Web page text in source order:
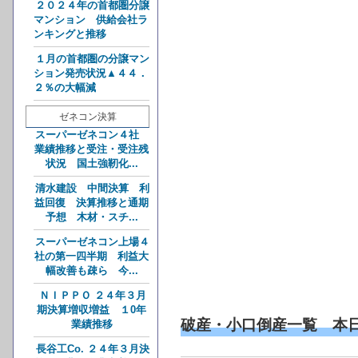
２０２４年の首都圏分譲
マンション 供給会社ラ
ンキングと推移
１月の首都圏の分譲マン
ション発売状況▲４４．
２％の大幅減
ゼネコン決算
スーパーゼネコン４社
業績推移と受注・受注残
状況 国土強靭化...
清水建設 中間決算 利
益回復 決算推移と通期
予想 木材・スチ...
スーパーゼネコン上場４
社の第一四半期 利益大
幅改善も疎ら 今...
ＮＩＰＰＯ ２４年３月
期決算増収増益 １0年
業績推移
長谷工Co. ２４年３月決
破産・小口倒産一覧 本